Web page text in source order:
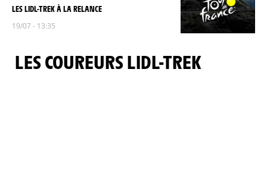
LES LIDL-TREK À LA RELANCE
19/07 - 13:35
LES COUREURS LIDL-TREK